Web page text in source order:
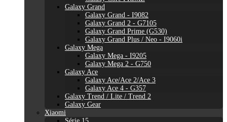
Galaxy Grand
Galaxy Grand - I9082
Galaxy Grand 2 - G7105
Galaxy Grand Prime (G530)
Galaxy Grand Plus / Neo - I9060i
Galaxy Mega
Galaxy Mega - I9205
Galaxy Mega 2 - G750
Galaxy Ace
Galaxy Ace/Ace 2/Ace 3
Galaxy Ace 4 - G357
Galaxy Trend / Lite / Trend 2
Galaxy Gear
Xiaomi